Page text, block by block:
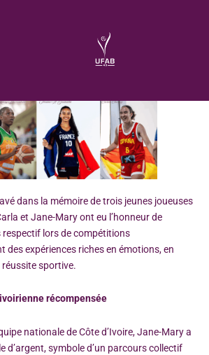
POUR LES
DE L’UFAB49
dans la mémoire de trois jeunes joueuses
et Jane-Mary ont eu l’honneur de
respectif lors de compétitions
des expériences riches en émotions, en
sportive.
récompensée
nationale de Côte d’Ivoire, Jane-Mary a
d’argent, symbole d’un parcours collectif